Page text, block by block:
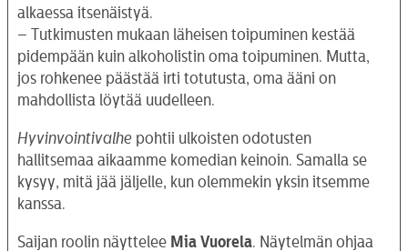
alkaessa itsenäistyä.
– Tutkimusten mukaan läheisen toipuminen kestää
pidempään kuin alkoholistin oma toipuminen. Mutta,
jos rohkenee päästää irti totutusta, oma ääni on
mahdollista löytää uudelleen.
Hyvinvointivalhe pohtii ulkoisten odotusten
hallitsemaa aikaamme komedian keinoin. Samalla se
kysyy, mitä jää jäljelle, kun olemmekin yksin itsemme
kanssa.
Saijan roolin näyttelee Mia Vuorela. Näytelmän ohjaa